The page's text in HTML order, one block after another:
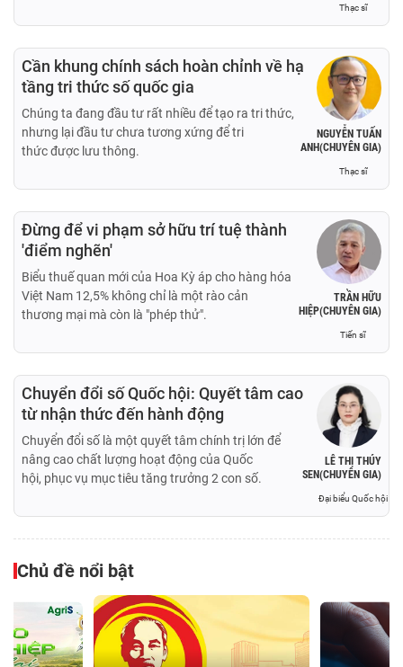
Thạc sĩ
NGUYỄN TUẤN
ANH(CHUYÊN GIA)
Thạc sĩ
Cần khung chính sách hoàn chỉnh về hạ
tầng tri thức số quốc gia
Chúng ta đang đầu tư rất nhiều để tạo ra tri thức,
nhưng lại đầu tư chưa tương xứng để tri
thức được lưu thông.
TRẦN HỮU
HIỆP(CHUYÊN GIA)
Tiến sĩ
Đừng để vi phạm sở hữu trí tuệ thành
'điểm nghẽn'
Biểu thuế quan mới của Hoa Kỳ áp cho hàng hóa
Việt Nam 12,5% không chỉ là một rào cản
thương mại mà còn là "phép thử".
LÊ THỊ THÚY
SEN(CHUYÊN GIA)
Đại biểu Quốc hội
Chuyển đổi số Quốc hội: Quyết tâm cao
từ nhận thức đến hành động
Chuyển đổi số là một quyết tâm chính trị lớn để
nâng cao chất lượng hoạt động của Quốc
hội, phục vụ mục tiêu tăng trưởng 2 con số.
Chủ đề nổi bật